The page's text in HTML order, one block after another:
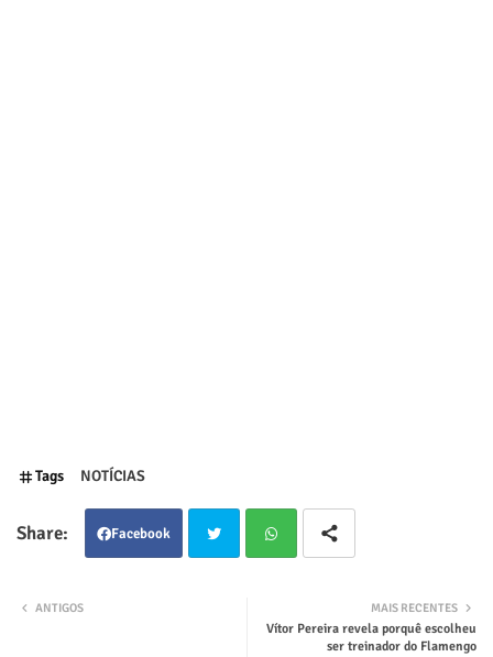
Tags NOTÍCIAS
Facebook
tsap
MAIS RECENTES
Vítor Pereira revela porquê escolheu
ser treinador do Flamengo
ANTIGOS